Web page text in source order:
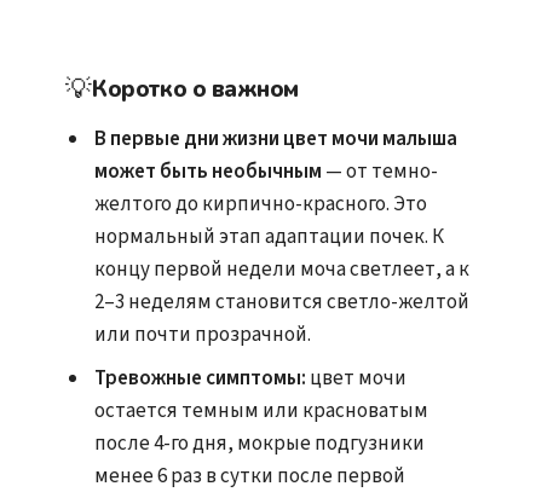
💡Коротко о важном
В первые дни жизни цвет мочи малыша
может быть необычным — от темно-
желтого до кирпично-красного. Это
нормальный этап адаптации почек. К
концу первой недели моча светлеет, а к
2–3 неделям становится светло-желтой
или почти прозрачной.
Тревожные симптомы: цвет мочи
остается темным или красноватым
после 4-го дня, мокрые подгузники
менее 6 раз в сутки после первой